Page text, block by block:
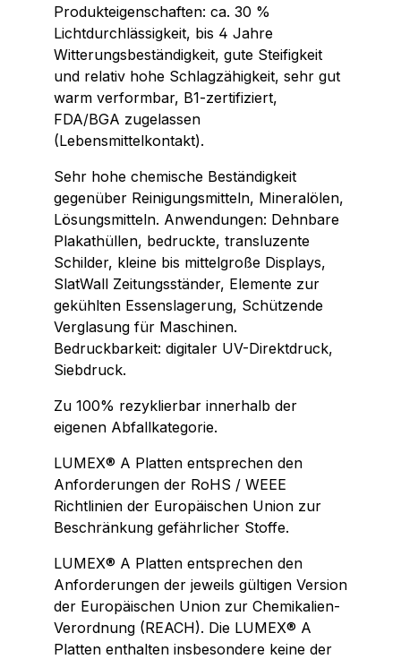
Produkteigenschaften: ca. 30 %
Lichtdurchlässigkeit, bis 4 Jahre
Witterungsbeständigkeit, gute Steifigkeit
und relativ hohe Schlagzähigkeit, sehr gut
warm verformbar, B1-zertifiziert,
FDA/BGA zugelassen
(Lebensmittelkontakt).
Sehr hohe chemische Beständigkeit
gegenüber Reinigungsmitteln, Mineralölen,
Lösungsmitteln. Anwendungen: Dehnbare
Plakathüllen, bedruckte, transluzente
Schilder, kleine bis mittelgroße Displays,
SlatWall Zeitungsständer, Elemente zur
gekühlten Essenslagerung, Schützende
Verglasung für Maschinen.
Bedruckbarkeit: digitaler UV-Direktdruck,
Siebdruck.
Zu 100% rezyklierbar innerhalb der
eigenen Abfallkategorie.
LUMEX® A Platten entsprechen den
Anforderungen der RoHS / WEEE
Richtlinien der Europäischen Union zur
Beschränkung gefährlicher Stoffe.
LUMEX® A Platten entsprechen den
Anforderungen der jeweils gültigen Version
der Europäischen Union zur Chemikalien-
Verordnung (REACH). Die LUMEX® A
Platten enthalten insbesondere keine der